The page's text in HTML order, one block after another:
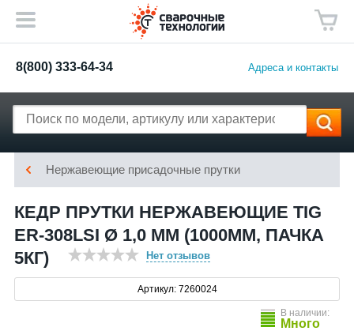
8(800) 333-64-34 Адреса и контакты
Нержавеющие присадочные прутки
КЕДР ПРУТКИ НЕРЖАВЕЮЩИЕ TIG
ER-308LSI Ø 1,0 ММ (1000ММ, ПАЧКА
5КГ)
Нет отзывов
Артикул: 7260024
В наличии:
Много